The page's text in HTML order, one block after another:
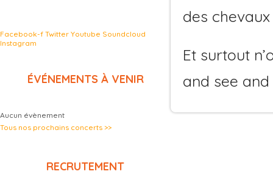
Facebook-f Twitter Youtube Soundcloud
Instagram
ÉVÉNEMENTS À VENIR
Aucun évènement
Tous nos prochains concerts >>
RECRUTEMENT
des
Et surtout
and see and